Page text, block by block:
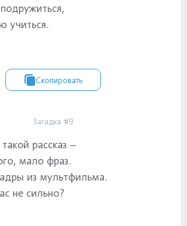
учиться.
Скопировать
Загадка #9
рассказ –
мало фраз.
из мультфильма.
не сильно?